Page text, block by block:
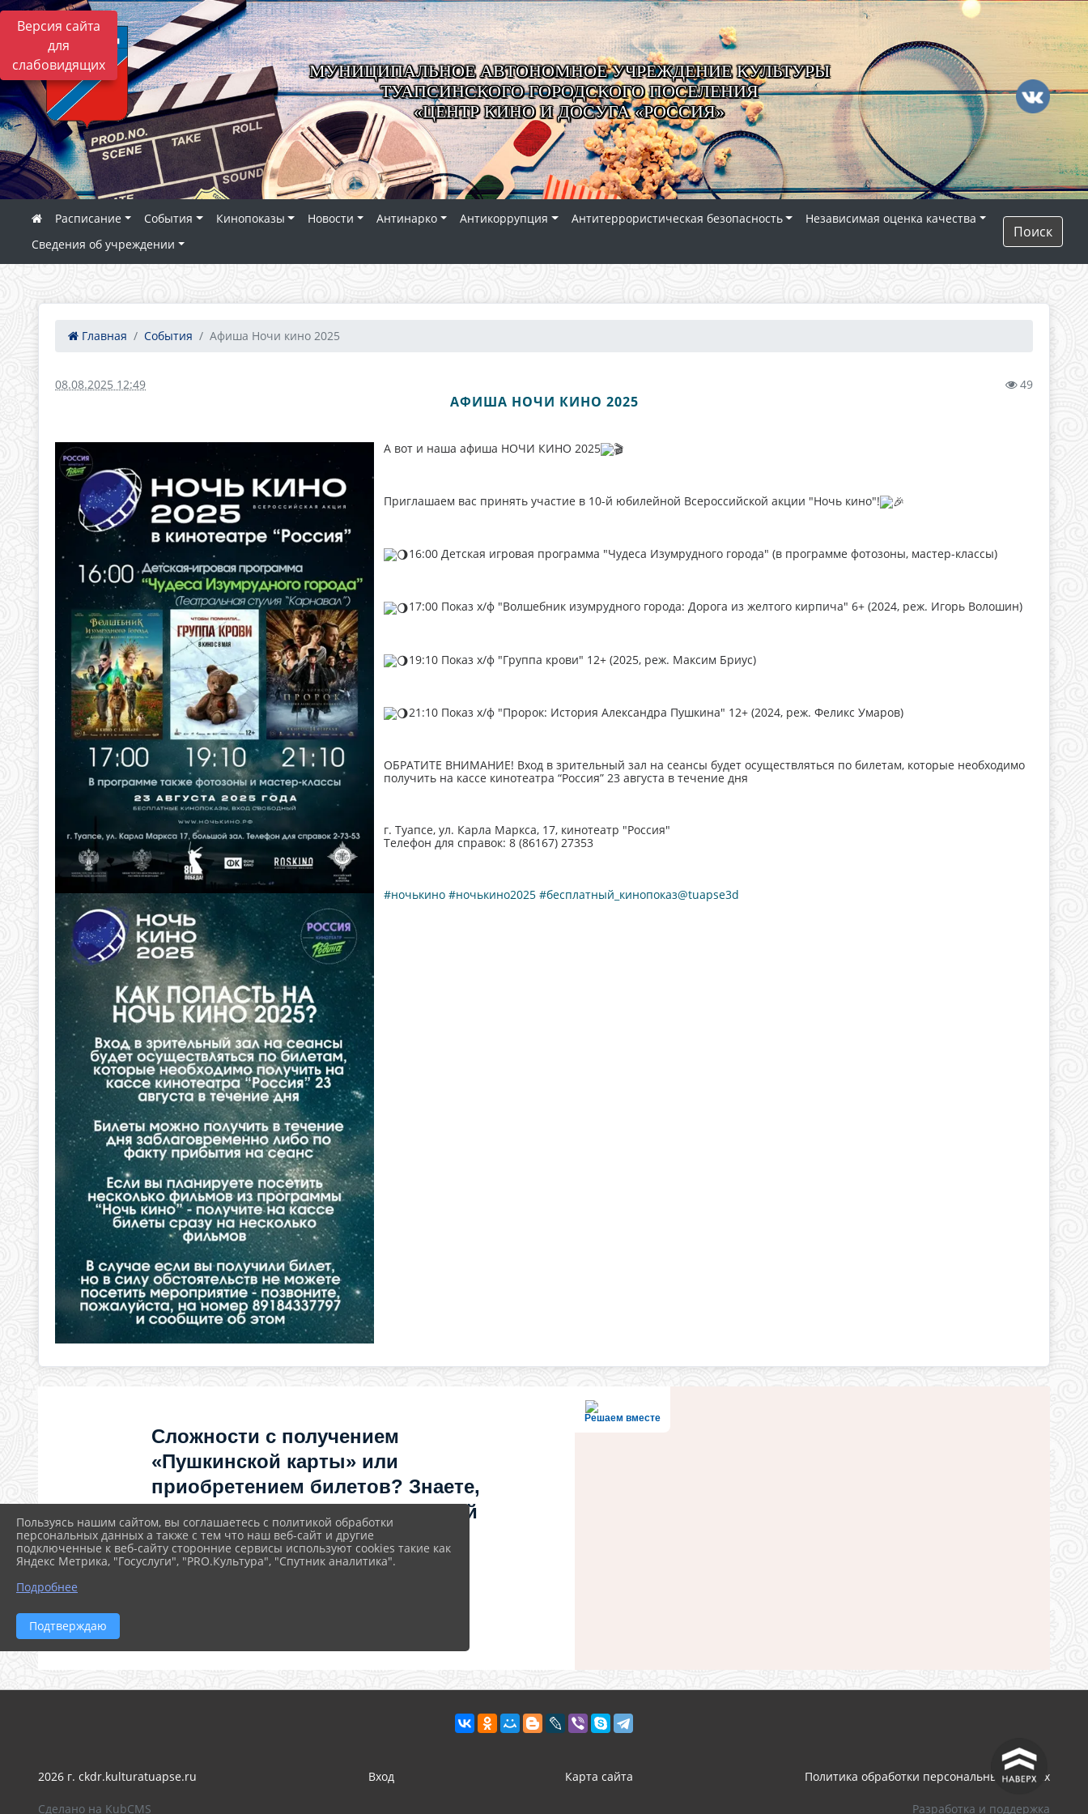
Версия сайта
для
слабовидящих
МУНИЦИПАЛЬНОЕ АВТОНОМНОЕ УЧРЕЖДЕНИЕ КУЛЬТУРЫ
ТУАПСИНСКОГО ГОРОДСКОГО ПОСЕЛЕНИЯ
«ЦЕНТР КИНО И ДОСУГА «РОССИЯ»
Расписание События Кинопоказы Новости Антинарко Антикоррупция Антитеррористическая безопасность
Независимая оценка качества
Сведения об учреждении
Поиск
Главная События Афиша Ночи кино 2025
08.08.2025 12:49 49
АФИША НОЧИ КИНО 2025
А вот и наша афиша НОЧИ КИНО 2025
Приглашаем вас принять участие в 10-й юбилейной Всероссийской акции "Ночь кино"!
16:00 Детская игровая программа "Чудеса Изумрудного города" (в программе фотозоны, мастер-классы)
17:00 Показ х/ф "Волшебник изумрудного города: Дорога из желтого кирпича" 6+ (2024, реж. Игорь Волошин)
19:10 Показ х/ф "Группа крови" 12+ (2025, реж. Максим Бриус)
21:10 Показ х/ф "Пророк: История Александра Пушкина" 12+ (2024, реж. Феликс Умаров)
ОБРАТИТЕ ВНИМАНИЕ! Вход в зрительный зал на сеансы будет осуществляться по билетам, которые необходимо
получить на кассе кинотеатра “Россия” 23 августа в течение дня
г. Туапсе, ул. Карла Маркса, 17, кинотеатр "Россия"
Телефон для справок: 8 (86167) 27353
#ночькино #ночькино2025 #бесплатный_кинопоказ@tuapse3d
Решаем вместе
Сложности с получением
«Пушкинской карты» или
приобретением билетов? Знаете,
как улучшить работу учреждений
культуры?
Напишите — решим!
^
2026 г. ckdr.kulturatuapse.ru Вход Карта сайта Политика обработки персональных данных
Сделано на KubCMS Разработка и поддержка
Пользуясь нашим сайтом, вы соглашаетесь с политикой обработки
персональных данных а также с тем что наш веб-сайт и другие
подключенные к веб-сайту сторонние сервисы используют cookies такие как
Яндекс Метрика, "Госуслуги", "PRO.Культура", "Спутник аналитика".
Подробнее
Подтверждаю